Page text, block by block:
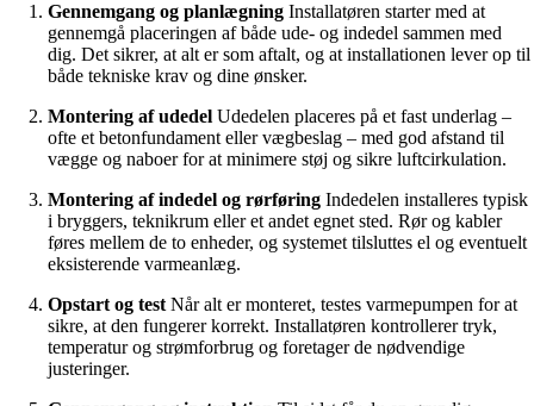
Gennemgang og planlægning Installatøren starter med at
gennemgå placeringen af både ude- og indedel sammen med
dig. Det sikrer, at alt er som aftalt, og at installationen lever op til
både tekniske krav og dine ønsker.
Montering af udedel Udedelen placeres på et fast underlag –
ofte et betonfundament eller vægbeslag – med god afstand til
vægge og naboer for at minimere støj og sikre luftcirkulation.
Montering af indedel og rørføring Indedelen installeres typisk
i bryggers, teknikrum eller et andet egnet sted. Rør og kabler
føres mellem de to enheder, og systemet tilsluttes el og eventuelt
eksisterende varmeanlæg.
Opstart og testNår alt er monteret, testes varmepumpen for at
sikre, at den fungerer korrekt. Installatøren kontrollerer tryk,
temperatur og strømforbrug og foretager de nødvendige
justeringer.